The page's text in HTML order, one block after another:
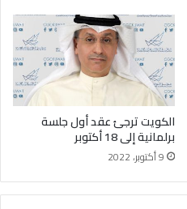
الكويت ترجئ عقد أول جلسة
برلمانية إلى 18 أكتوبر
9 أكتوبر، 2022